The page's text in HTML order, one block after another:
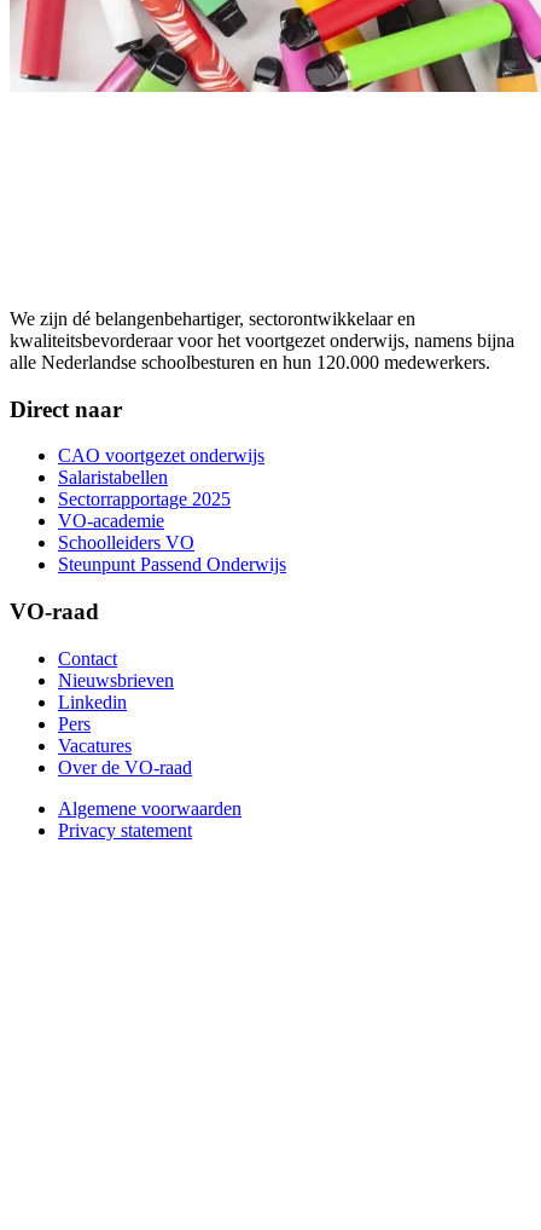
We zijn dé belangenbehartiger, sectorontwikkelaar en
kwaliteitsbevorderaar voor het voortgezet onderwijs, namens bijna
alle Nederlandse schoolbesturen en hun 120.000 medewerkers.
Direct naar
CAO voortgezet onderwijs
Salaristabellen
Sectorrapportage 2025
VO-academie
Schoolleiders VO
Steunpunt Passend Onderwijs
VO-raad
Contact
Nieuwsbrieven
Linkedin
Pers
Vacatures
Over de VO-raad
Algemene voorwaarden
Privacy statement